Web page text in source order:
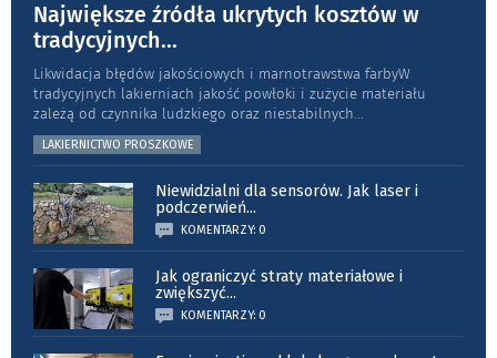
Największe źródła ukrytych kosztów w
tradycyjnych...
Likwidacja błędów jakościowych i marnotrawstwa farbyW
tradycyjnych lakierniach jakość powłoki i zużycie materiału
zależą od czynnika ludzkiego oraz niestabilnych...
LAKIERNICTWO PROSZKOWE
Niewidzialni dla sensorów. Jak laser i
podczerwień...
KOMENTARZY: 0
Jak ograniczyć straty materiałowe i
zwiększyć...
KOMENTARZY: 0